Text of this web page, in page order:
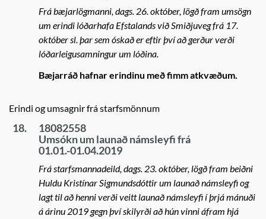
Frá bæjarlögmanni, dags. 26. október, lögð fram umsögn
um erindi lóðarhafa Efstalands við Smiðjuveg frá 17.
október sl. þar sem óskað er eftir því að gerður verði
lóðarleigusamningur um lóðina.
Bæjarráð hafnar erindinu með fimm atkvæðum.
Erindi og umsagnir frá starfsmönnum
18.
18082558
Umsókn um launað námsleyfi frá
01.01.-01.04.2019
Frá starfsmannadeild, dags. 23. október, lögð fram beiðni
Huldu Kristínar Sigmundsdóttir um launað námsleyfi og
lagt til að henni verði veitt launað námsleyfi í þrjá mánuði
á árinu 2019 gegn því skilyrði að hún vinni áfram hjá